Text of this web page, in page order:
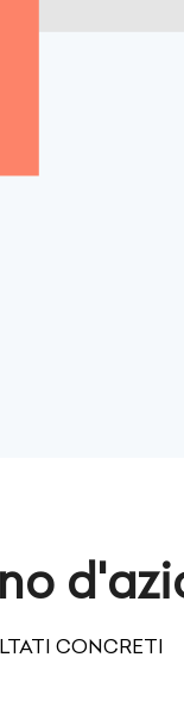
CONCRETI